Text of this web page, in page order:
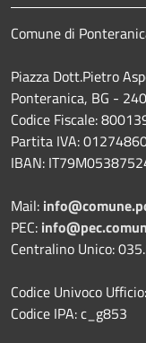
Comune di
Piazza Dott.Pietro
Ponteranica, BG -
Codice Fiscale:
Partita IVA:
IBAN:
Mail:
PEC:
Centralino Unico:
Codice Univoco
Codice IPA: c_g853